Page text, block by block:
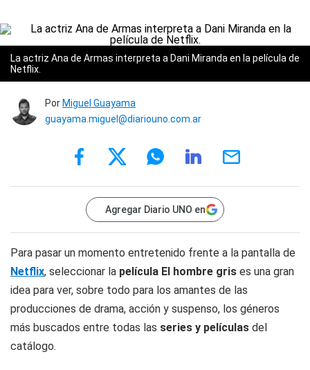
La actriz Ana de Armas interpreta a Dani Miranda en la película de
Netflix.
Por Miguel Guayama
guayama.miguel@diariouno.com.ar
Agregar Diario UNO en
Para pasar un momento entretenido frente a la pantalla de
Netflix, seleccionar la película El hombre gris es una gran
idea para ver, sobre todo para los amantes de las
producciones de drama, acción y suspenso, los géneros
más buscados entre todas las series y películas del
catálogo.